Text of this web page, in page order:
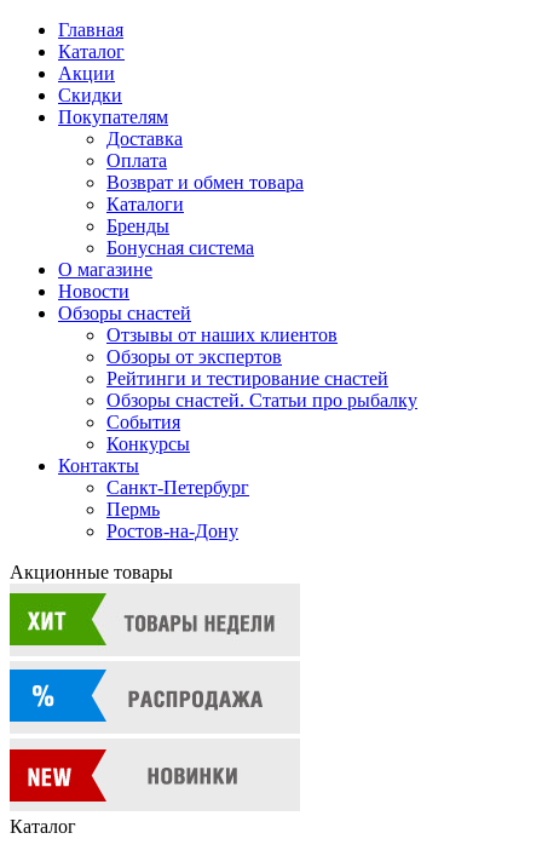
Главная
Каталог
Акции
Скидки
Покупателям
Доставка
Оплата
Возврат и обмен товара
Каталоги
Бренды
Бонусная система
О магазине
Новости
Обзоры снастей
Отзывы от наших клиентов
Обзоры от экспертов
Рейтинги и тестирование снастей
Обзоры снастей. Статьи про рыбалку
События
Конкурсы
Контакты
Санкт-Петербург
Пермь
Ростов-на-Дону
Акционные товары
Каталог